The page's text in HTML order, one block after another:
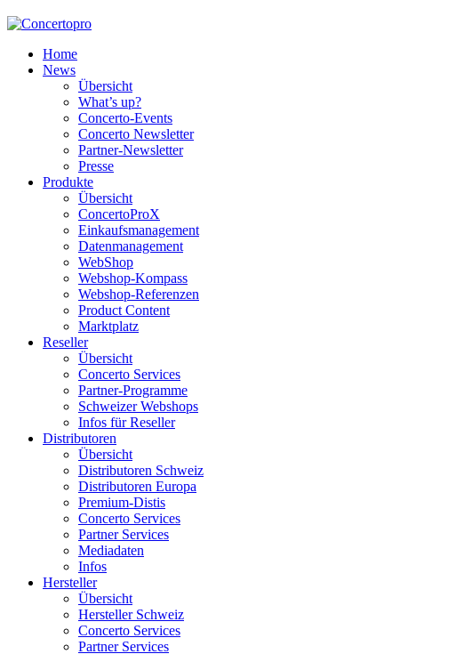
Home
News
Übersicht
What’s up?
Concerto-Events
Concerto Newsletter
Partner-Newsletter
Presse
Produkte
Übersicht
ConcertoProX
Einkaufsmanagement
Datenmanagement
WebShop
Webshop-Kompass
Webshop-Referenzen
Product Content
Marktplatz
Reseller
Übersicht
Concerto Services
Partner-Programme
Schweizer Webshops
Infos für Reseller
Distributoren
Übersicht
Distributoren Schweiz
Distributoren Europa
Premium-Distis
Concerto Services
Partner Services
Mediadaten
Infos
Hersteller
Übersicht
Hersteller Schweiz
Concerto Services
Partner Services